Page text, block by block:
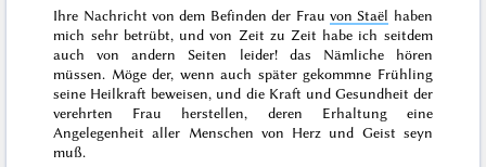
Ihre Nachricht von dem Befinden der Frau von Staël haben
mich sehr betrübt, und von Zeit zu Zeit habe ich seitdem
auch von andern Seiten leider! das Nämliche hören
müssen. Möge der, wenn auch später gekommne Frühling
seine Heilkraft beweisen, und die Kraft und Gesundheit der
verehrten Frau herstellen, deren Erhaltung eine
Angelegenheit aller Menschen von Herz und Geist seyn
muß.